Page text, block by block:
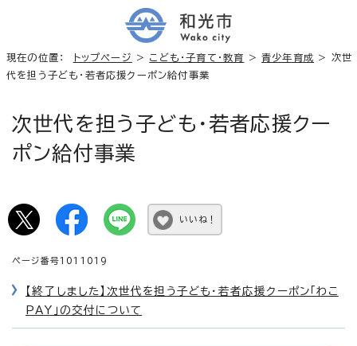
現在の位置： トップページ > こども・子育て・教育 >青少年育成 > 次世
代を担う子ども・若者応援クーポン給付事業
次世代を担う子ども・若者応援クー
ポン給付事業
いいね！
ページ番号1011019
【終了しました】次世代を担う子ども・若者応援クーポン「わこ
PAY」の交付について